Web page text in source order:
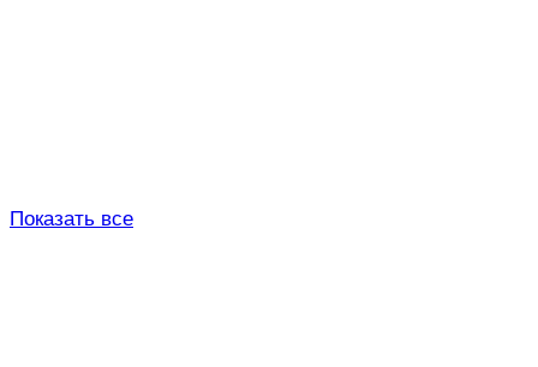
Показать все